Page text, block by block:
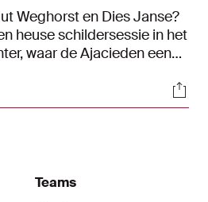
Weghorst en Dies Janse?
heuse schildersessie in het
waar de Ajacieden een
is veel knutselen."
Teams